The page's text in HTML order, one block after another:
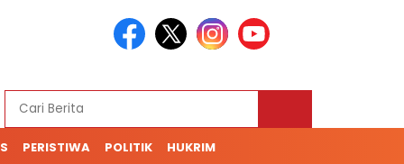
PERISTIWA POLITIK HUKRIM